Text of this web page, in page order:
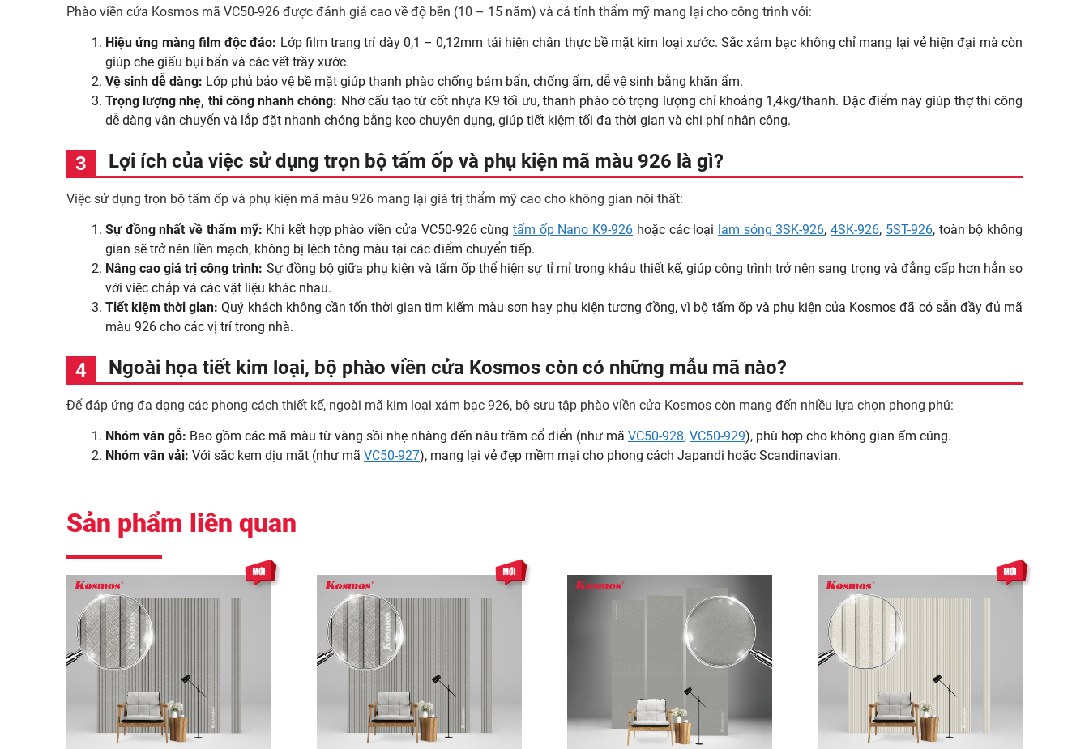
Phào viền cửa Kosmos mã VC50-926 được đánh giá cao về độ bền (10 – 15 năm) và cả tính thẩm mỹ mang lại cho công trình với:
Hiệu ứng màng film độc đáo: Lớp film trang trí dày 0,1 – 0,12mm tái hiện chân thực bề mặt kim loại xước. Sắc xám bạc không chỉ mang lại vẻ hiện đại mà còn
giúp che giấu bụi bẩn và các vết trầy xước.
Vệ sinh dễ dàng: Lớp phủ bảo vệ bề mặt giúp thanh phào chống bám bẩn, chống ẩm, dễ vệ sinh bằng khăn ẩm.
Trọng lượng nhẹ, thi công nhanh chóng: Nhờ cấu tạo từ cốt nhựa K9 tối ưu, thanh phào có trọng lượng chỉ khoảng 1,4kg/thanh. Đặc điểm này giúp thợ thi công
dễ dàng vận chuyển và lắp đặt nhanh chóng bằng keo chuyên dụng, giúp tiết kiệm tối đa thời gian và chi phí nhân công.
Lợi ích của việc sử dụng trọn bộ tấm ốp và phụ kiện mã màu 926 là gì?
Việc sử dụng trọn bộ tấm ốp và phụ kiện mã màu 926 mang lại giá trị thẩm mỹ cao cho không gian nội thất:
Sự đồng nhất về thẩm mỹ: Khi kết hợp phào viền cửa VC50-926 cùngtấm ốp Nano K9-926 hoặc các loại lam sóng 3SK-926,4SK-926, 5ST-926, toàn bộ không
gian sẽ trở nên liền mạch, không bị lệch tông màu tại các điểm chuyển tiếp.
Nâng cao giá trị công trình: Sự đồng bộ giữa phụ kiện và tấm ốp thể hiện sự tỉ mỉ trong khâu thiết kế, giúp công trình trở nên sang trọng và đẳng cấp hơn hẳn so
với việc chắp vá các vật liệu khác nhau.
Tiết kiệm thời gian: Quý khách không cần tốn thời gian tìm kiếm màu sơn hay phụ kiện tương đồng, vì bộ tấm ốp và phụ kiện của Kosmos đã có sẵn đầy đủ mã
màu 926 cho các vị trí trong nhà.
Ngoài họa tiết kim loại, bộ phào viền cửa Kosmos còn có những mẫu mã nào?
Để đáp ứng đa dạng các phong cách thiết kế, ngoài mã kim loại xám bạc 926, bộ sưu tập phào viền cửa Kosmos còn mang đến nhiều lựa chọn phong phú:
Nhóm vân gỗ: Bao gồm các mã màu từ vàng sồi nhẹ nhàng đến nâu trầm cổ điển (như mã VC50-928, VC50-929), phù hợp cho không gian ấm cúng.
Nhóm vân vải: Với sắc kem dịu mắt (như mã VC50-927), mang lại vẻ đẹp mềm mại cho phong cách Japandi hoặc Scandinavian.
Sản phẩm liên quan